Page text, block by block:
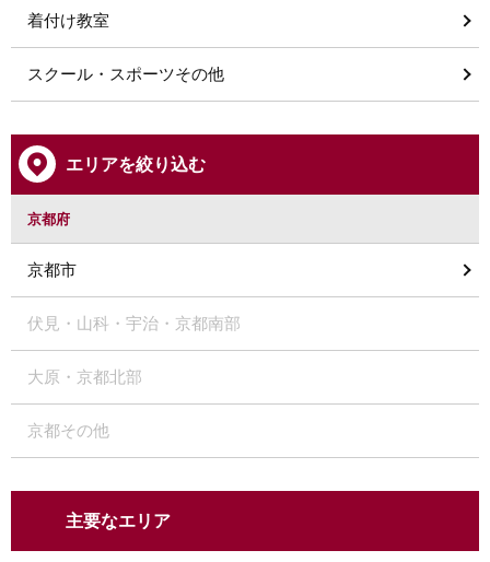
着付け教室
スクール・スポーツその他
エリアを絞り込む
京都府
京都市
伏見・山科・宇治・京都南部
大原・京都北部
京都その他
主要なエリア